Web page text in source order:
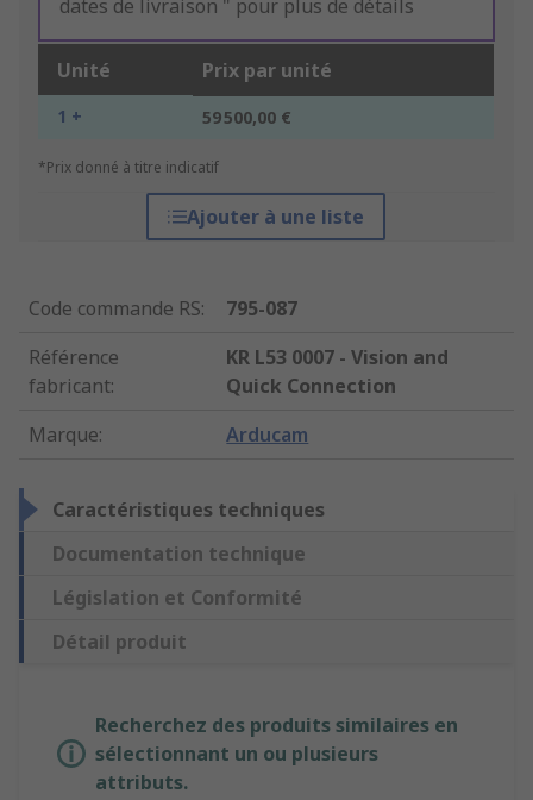
dates de livraison " pour plus de détails
Unité Prix par unité
1 + 59 500,00 €
*Prix donné à titre indicatif
Ajouter à une liste
Code commande RS:
795-087
Référence
fabricant:
KR L53 0007 - Vision and
Quick Connection
Marque: Arducam
Caractéristiques techniques
Documentation technique
Législation et Conformité
Détail produit
Recherchez des produits similaires en
sélectionnant un ou plusieurs
attributs.